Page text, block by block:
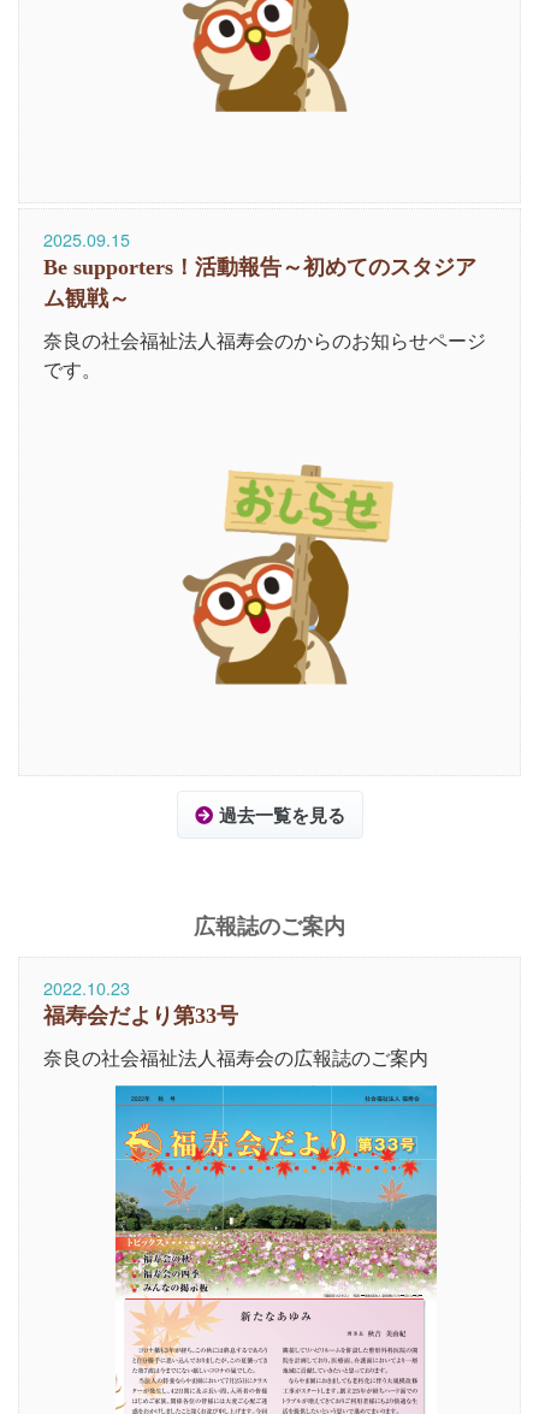
2025.09.15
Be supporters！活動報告～初めてのスタジア
ム観戦～
奈良の社会福祉法人福寿会のからのお知らせページ
です。
過去一覧を見る
広報誌のご案内
2022.10.23
福寿会だより第33号
奈良の社会福祉法人福寿会の広報誌のご案内